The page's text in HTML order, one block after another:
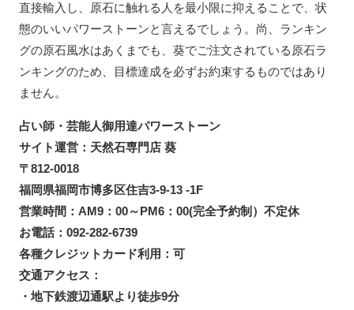
直接輸入し、原石に触れる人を最小限に抑えることで、状
態のいいパワーストーンと言えるでしょう。尚、ランキン
グの原石風水はあくまでも、葵でご注文されている原石ラ
ンキングのため、目標達成を必ずお約束するものではあり
ません。
占い師・芸能人御用達パワーストーン
サイト運営：天然石専門店 葵
〒812-0018
福岡県福岡市博多区住吉3-9-13 -1F
営業時間：AM9：00～PM6：00(完全予約制）不定休
お電話：092-282-6739
各種クレジットカード利用：可
交通アクセス：
・地下鉄渡辺通駅より徒歩9分